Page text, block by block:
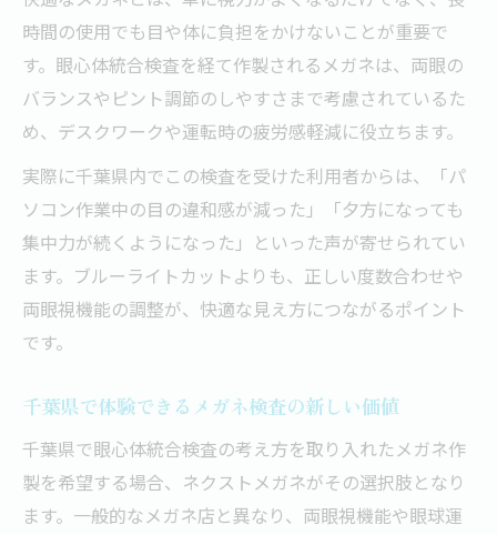
時間の使用でも目や体に負担をかけないことが重要で
す。眼心体統合検査を経て作製されるメガネは、両眼の
バランスやピント調節のしやすさまで考慮されているた
め、デスクワークや運転時の疲労感軽減に役立ちます。
実際に千葉県内でこの検査を受けた利用者からは、「パ
ソコン作業中の目の違和感が減った」「夕方になっても
集中力が続くようになった」といった声が寄せられてい
ます。ブルーライトカットよりも、正しい度数合わせや
両眼視機能の調整が、快適な見え方につながるポイント
です。
千葉県で体験できるメガネ検査の新しい価値
千葉県で眼心体統合検査の考え方を取り入れたメガネ作
製を希望する場合、ネクストメガネがその選択肢となり
ます。一般的なメガネ店と異なり、両眼視機能や眼球運